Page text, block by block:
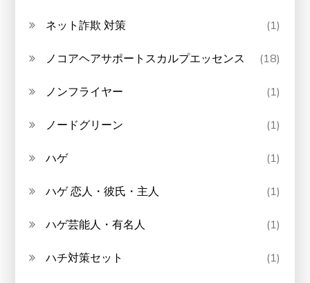
ネット詐欺 対策 (1)
ノコアヘアサポートスカルプエッセンス (18)
ノンフライヤー (1)
ノードグリーン (1)
ハゲ (1)
ハゲ 恋人・彼氏・主人 (1)
ハゲ芸能人・有名人 (1)
ハチ対策セット (1)